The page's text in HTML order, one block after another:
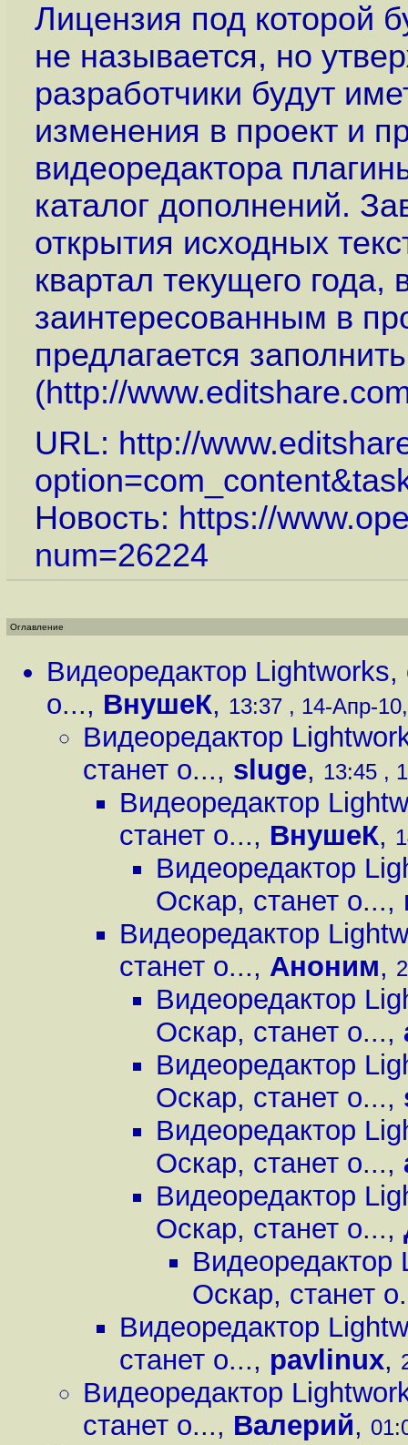
Лицензия под которой
не называется, но
разработчики будут
изменения в проект и
видеоредактора
каталог дополнений.
открытия исходных
квартал текущего
заинтересованным в
предлагается
(http://
URL: http://
Новость: https://
num=26224
Оглавление
Видеоредактор
о..., ВнушеК, 13:37 , 14-Апр-
Видеоредактор
станет о..., sluge, 13:45 ,
Видеоредактор
станет о..., ВнушеК,
Видеоредактор
Оскар, станет о...,
Видеоредактор
станет о..., Аноним,
Видеоредактор
Оскар, станет о...,
Видеоредактор
Оскар, станет о...,
Видеоредактор
Оскар, станет о...,
Видеоредактор
Оскар, станет о...,
Оскар, станет
Видеоредактор
станет о..., pavlinux,
Видеоредактор
станет о..., Валерий,